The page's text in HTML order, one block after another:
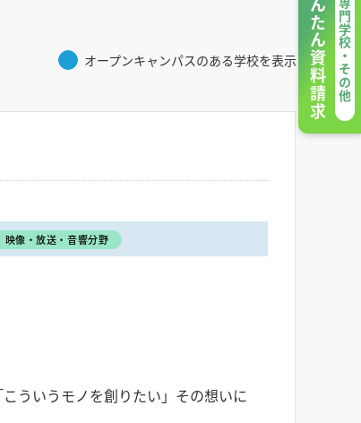
オープンキャンパスのある学校を表示
映像・放送・音響分野
ういうモノを創りたい」その想いに
専門学校・その他
かんたん資料請求